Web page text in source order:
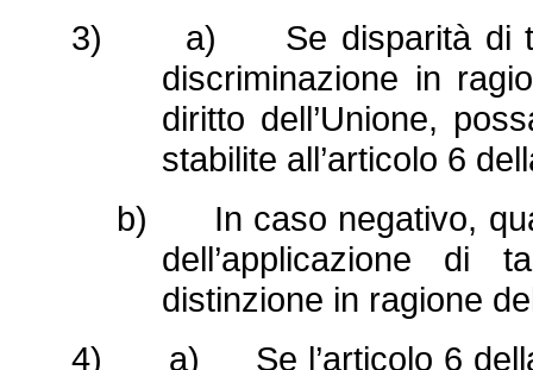
3) a) Se disparità di
discriminazione in
diritto dell’Unione,
stabilite all’articolo 6
b) In caso negativo,
dell’applicazione di
distinzione in ragione
4) a) Se l’articolo 6 della